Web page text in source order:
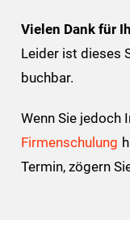
Vielen Dank für
Leider ist dieses
buchbar.
Wenn Sie jedoch
Firmenschulung
Termin, zögern